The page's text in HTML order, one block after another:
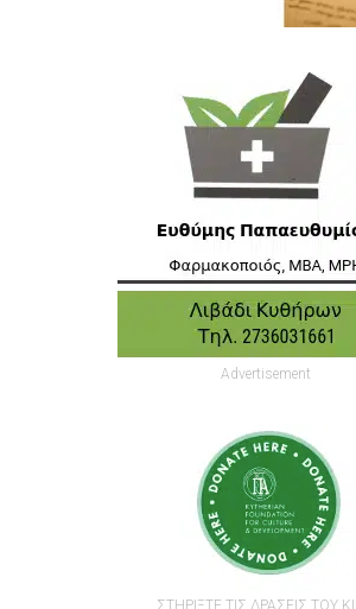
Advertisement
ΣΤΗΡΙΞΤΕ ΤΙΣ ΔΡΑΣΕΙΣ ΤΟΥ